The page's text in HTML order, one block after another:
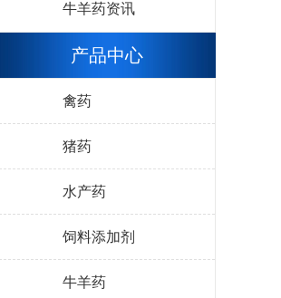
牛羊药资讯
产品中心
禽药
猪药
水产药
饲料添加剂
牛羊药